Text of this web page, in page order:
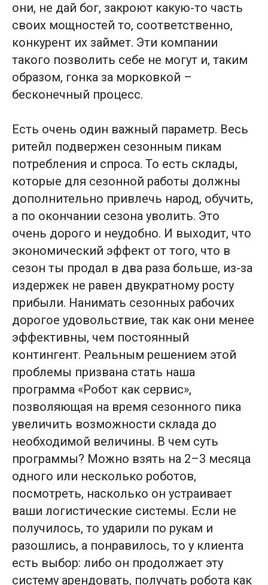
они, не дай бог, закроют какую-то часть
своих мощностей то, соответственно,
конкурент их займет. Эти компании
такого позволить себе не могут и, таким
образом, гонка за морковкой –
бесконечный процесс.
Есть очень один важный параметр. Весь
ритейл подвержен сезонным пикам
потребления и спроса. То есть склады,
которые для сезонной работы должны
дополнительно привлечь народ, обучить,
а по окончании сезона уволить. Это
очень дорого и неудобно. И выходит, что
экономический эффект от того, что в
сезон ты продал в два раза больше, из-за
издержек не равен двукратному росту
прибыли. Нанимать сезонных рабочих
дорогое удовольствие, так как они менее
эффективны, чем постоянный
контингент. Реальным решением этой
проблемы призвана стать наша
программа «Робот как сервис»,
позволяющая на время сезонного пика
увеличить возможности склада до
необходимой величины. В чем суть
программы? Можно взять на 2–3 месяца
одного или несколько роботов,
посмотреть, насколько он устраивает
ваши логистические системы. Если не
получилось, то ударили по рукам и
разошлись, а понравилось, то у клиента
есть выбор: либо он продолжает эту
систему арендовать, получать робота как